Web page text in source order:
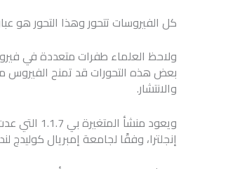
كل الفيروسات تتحور وهذا التحور هو
بعض هذه التحورات قد تمنح الفيروس
والانتشار.
إنجلترا، وفقًا لجامعة إمبريال كوليدج